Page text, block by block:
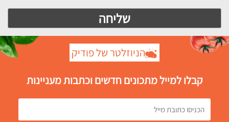
הניוזלטר של פודיק
קבלו למייל מתכונים חדשים וכתבות מעניינות